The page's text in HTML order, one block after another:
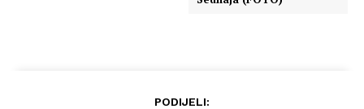
PODIJELI: